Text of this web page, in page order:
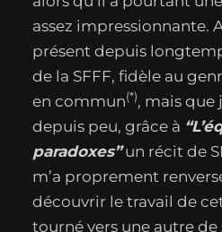
assez impressionnante.
présent depuis
de la SFFF, fidèle au
en commun(*), mais que
depuis peu, grâce à
paradoxes”un récit de
m’a proprement
découvrir le travail de
tourné vers une autre